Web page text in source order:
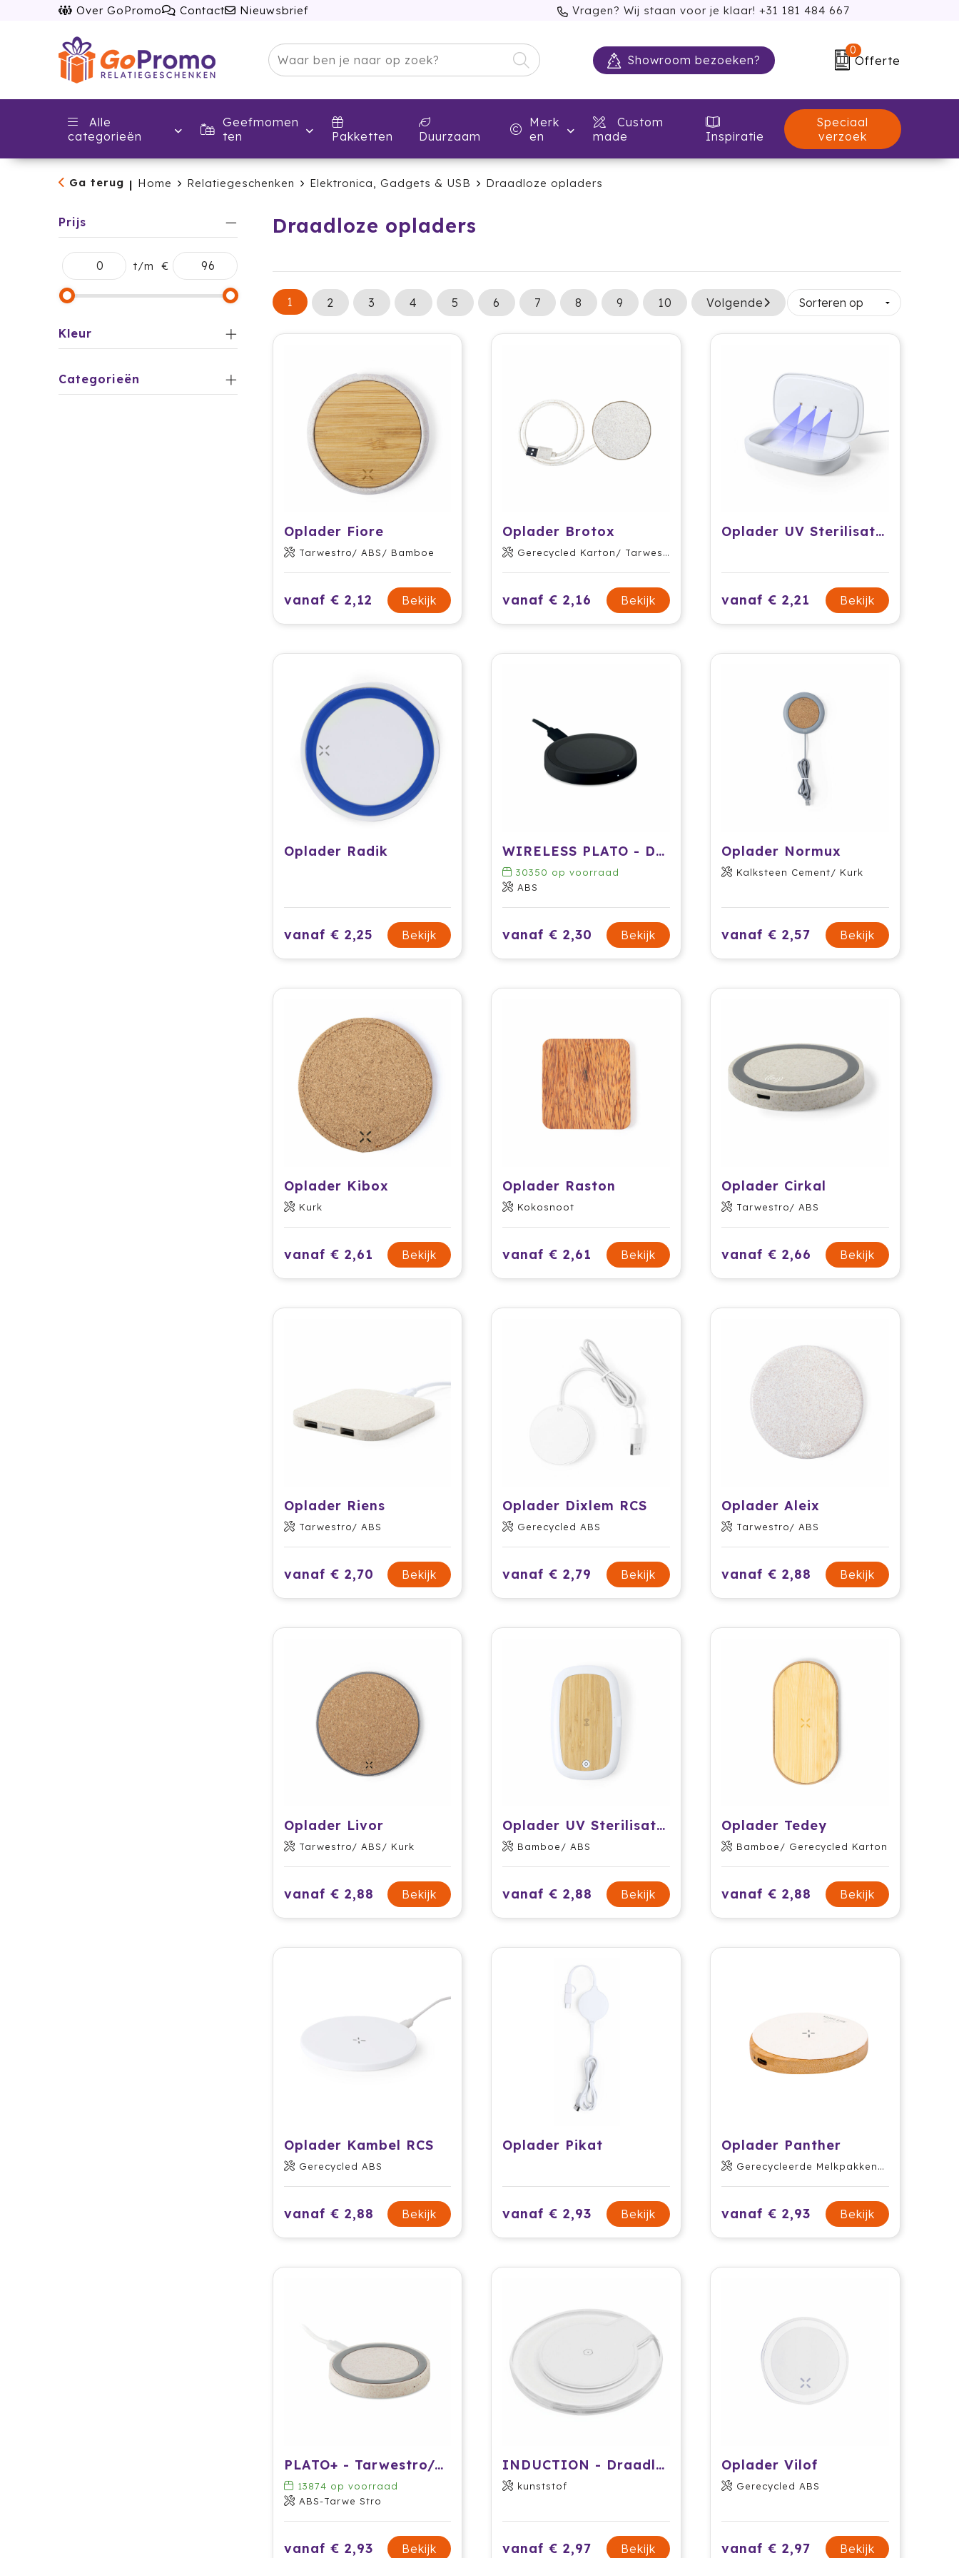
Over GoPromo Contact Nieuwsbrief Vragen? Wij staan voor je klaar! +31 181 484 667
Showroom bezoeken?
0
Offerte
Alle
categorieën
Geefmomen
ten
Pakketten Duurzaam
Merk
en
Custom
made
Inspiratie
Speciaal
verzoek
Ga terug | Home Relatiegeschenken Elektronica, Gadgets & USB Draadloze opladers
Prijs
t/m €
Kleur
Categorieën
Draadloze opladers
1 2 3 4 5 6 7 8 9 10 Volgende
Oplader Fiore
Tarwestro/ ABS/ Bamboe
vanaf € 2,12 Bekijk
Oplader Brotox
Gerecycled Karton/ Tarwestro/ ABS
vanaf € 2,16 Bekijk
Oplader UV Sterilisator Kist Halby
vanaf € 2,21 Bekijk
Oplader Radik
vanaf € 2,25 Bekijk
WIRELESS PLATO - Draadloze oplader
30350 op voorraad
ABS
vanaf € 2,30 Bekijk
Oplader Normux
Kalksteen Cement/ Kurk
vanaf € 2,57 Bekijk
Oplader Kibox
Kurk
vanaf € 2,61 Bekijk
Oplader Raston
Kokosnoot
vanaf € 2,61 Bekijk
Oplader Cirkal
Tarwestro/ ABS
vanaf € 2,66 Bekijk
Oplader Riens
Tarwestro/ ABS
vanaf € 2,70 Bekijk
Oplader Dixlem RCS
Gerecycled ABS
vanaf € 2,79 Bekijk
Oplader Aleix
Tarwestro/ ABS
vanaf € 2,88 Bekijk
Oplader Livor
Tarwestro/ ABS/ Kurk
vanaf € 2,88 Bekijk
Oplader UV Sterilisator Kist Strey
Bamboe/ ABS
vanaf € 2,88 Bekijk
Oplader Tedey
Bamboe/ Gerecycled Karton
vanaf € 2,88 Bekijk
Oplader Kambel RCS
Gerecycled ABS
vanaf € 2,88 Bekijk
Oplader Pikat
vanaf € 2,93 Bekijk
Oplader Panther
Gerecycleerde Melkpakken/ Bamboe
vanaf € 2,93 Bekijk
PLATO+ - Tarwestro/ABS oplader
13874 op voorraad
ABS-Tarwe Stro
vanaf € 2,93 Bekijk
INDUCTION - Draadloos laadstation
kunststof
vanaf € 2,97 Bekijk
Oplader Vilof
Gerecycled ABS
vanaf € 2,97 Bekijk